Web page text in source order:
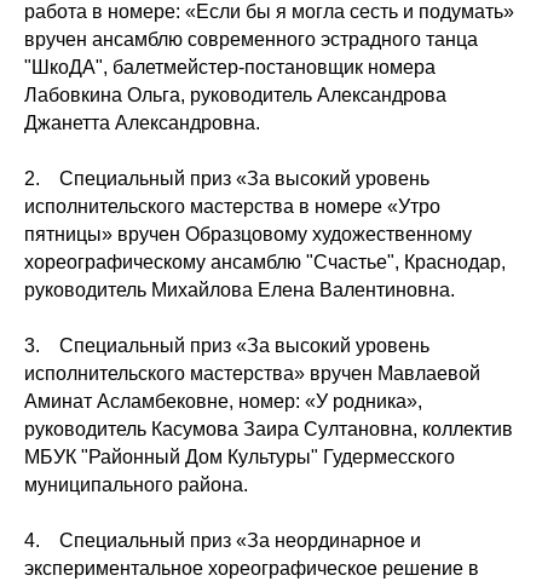
работа в номере: «Если бы я могла сесть и подумать»
вручен ансамблю современного эстрадного танца
"ШкоДА", балетмейстер-постановщик номера
Лабовкина Ольга, руководитель Александрова
Джанетта Александровна.
2. Специальный приз «За высокий уровень
исполнительского мастерства в номере «Утро
пятницы» вручен Образцовому художественному
хореографическому ансамблю "Счастье", Краснодар,
руководитель Михайлова Елена Валентиновна.
3. Специальный приз «За высокий уровень
исполнительского мастерства» вручен Мавлаевой
Аминат Асламбековне, номер: «У родника»,
руководитель Касумова Заира Султановна, коллектив
МБУК "Районный Дом Культуры" Гудермесского
муниципального района.
4. Специальный приз «За неординарное и
экспериментальное хореографическое решение в